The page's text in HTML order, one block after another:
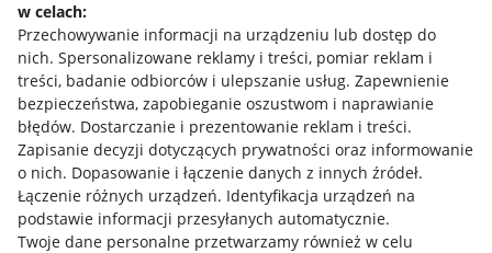
w celach:
Przechowywanie informacji na urządzeniu lub dostęp do
nich. Spersonalizowane reklamy i treści, pomiar reklam i
treści, badanie odbiorców i ulepszanie usług. Zapewnienie
bezpieczeństwa, zapobieganie oszustwom i naprawianie
błędów. Dostarczanie i prezentowanie reklam i treści.
Zapisanie decyzji dotyczących prywatności oraz informowanie
o nich. Dopasowanie i łączenie danych z innych źródeł.
Łączenie różnych urządzeń. Identyfikacja urządzeń na
podstawie informacji przesyłanych automatycznie.
Twoje dane personalne przetwarzamy również w celu
Allegro Gadane dla sprzedających
Allegro Gadane dla kupujących
Mapa miejscowości
Informacje prawne
Regulamin
Polityka plików "cookies"